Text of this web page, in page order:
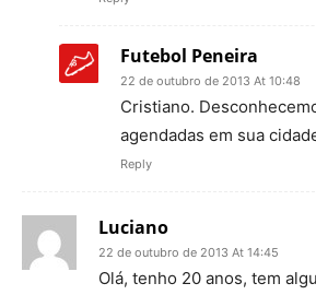
Futebol Peneira
22 de outubro de 2013 At 10:48
Cristiano.
agendadas em sua
Reply
Luciano
22 de outubro de 2013 At 14:45
Olá, tenho 20 anos, tem